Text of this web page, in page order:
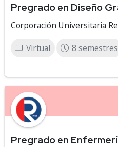
Pregrado en Diseño
Corporación Universitaria
Virtual 8 semestres
Pregrado en